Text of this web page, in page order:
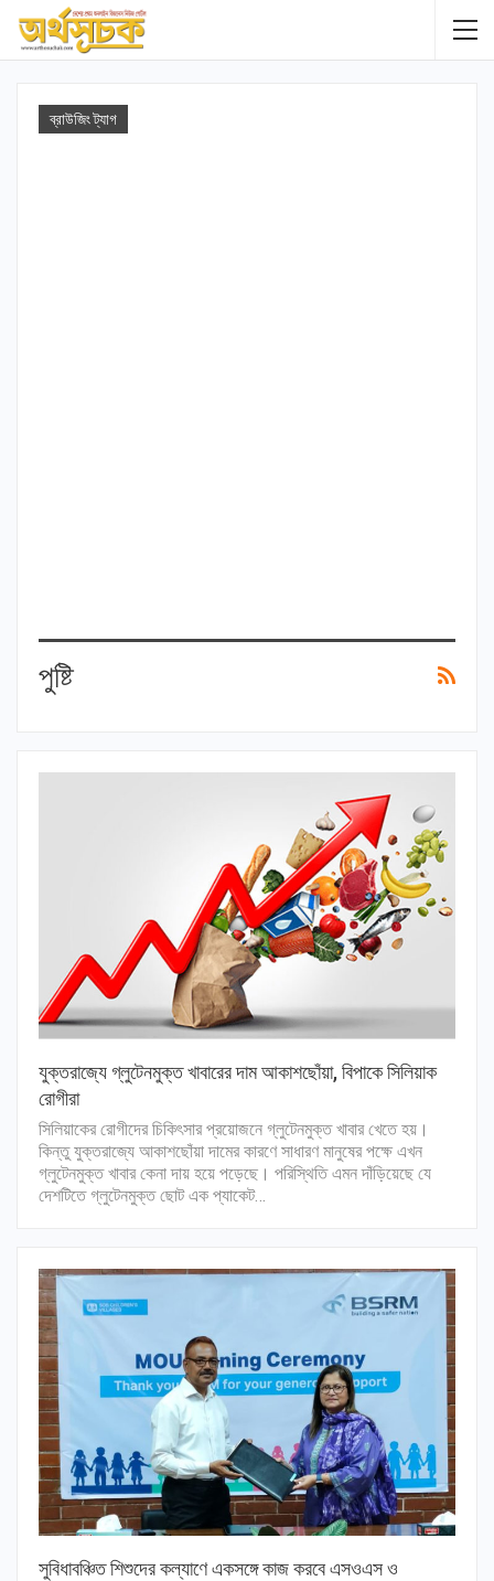
ব্রাউজিং ট্যাগ
পুষ্টি
যুক্তরাজ্যে গ্লুটেনমুক্ত খাবারের দাম আকাশছোঁয়া, বিপাকে সিলিয়াক
রোগীরা
সিলিয়াকের রোগীদের চিকিৎসার প্রয়োজনে গ্লুটেনমুক্ত খাবার খেতে হয়।
কিন্তু যুক্তরাজ্যে আকাশছোঁয়া দামের কারণে সাধারণ মানুষের পক্ষে এখন
গ্লুটেনমুক্ত খাবার কেনা দায় হয়ে পড়েছে। পরিস্থিতি এমন দাঁড়িয়েছে যে
দেশটিতে গ্লুটেনমুক্ত ছোট এক প্যাকেট…
সুবিধাবঞ্চিত শিশুদের কল্যাণে একসঙ্গে কাজ করবে এসওএস ও